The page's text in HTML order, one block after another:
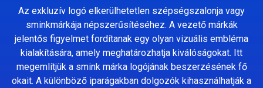
Az exkluzív logó elkerülhetetlen szépségszalonja vagy
sminkmárkája népszerűsítéséhez. A vezető márkák
jelentős figyelmet fordítanak egy olyan vizuális embléma
kialakítására, amely meghatározhatja kiválóságokat. Itt
megemlítjük a smink márka logójának beszerzésének fő
okait. A különböző iparágakban dolgozók kihasználhatják a